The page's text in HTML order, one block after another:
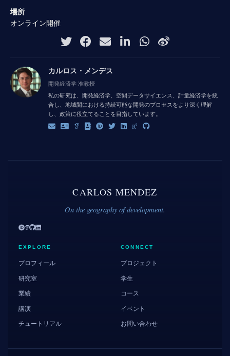
場所
オンライン開催
カルロス・メンデス
開発経済学 准教授
私の研究は、開発経済学、空間データサイエンス、計量経済学を統
合し、地域間における持続可能な開発のプロセスをより深く理解
し、政策に役立てることを目指しています。
CARLOS MENDEZ
On the geography of development.
EXPLORE
プロフィール
研究室
業績
講演
チュートリアル
CONNECT
プロジェクト
学生
コース
イベント
お問い合わせ